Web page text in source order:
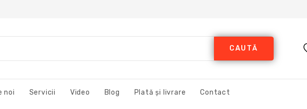
CAUTĂ
noi Servicii Video Blog Plată și livrare Contact